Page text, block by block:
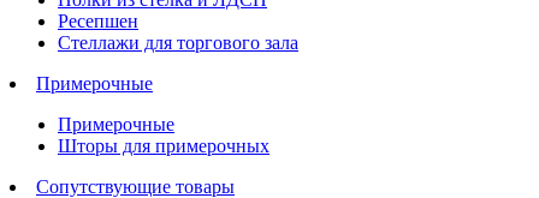
Ресепшен
Стеллажи для торгового зала
Примерочные
Примерочные
Шторы для примерочных
Сопутствующие товары